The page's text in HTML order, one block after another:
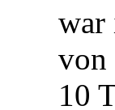
war
von
10